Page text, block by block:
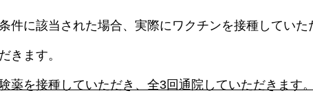
件に該当された場合、実際にワクチンを接種していた
きます。
薬を接種していただき、全3回通院していただきます